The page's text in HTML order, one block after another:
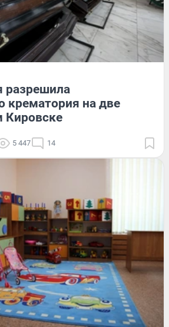
разрешила
крематория на две
Кировске
5 447 14